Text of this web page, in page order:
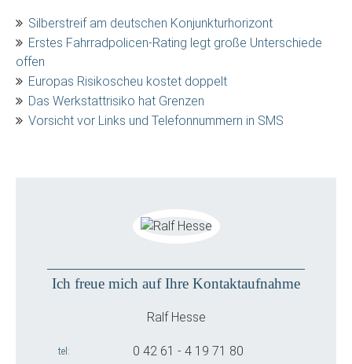
Silberstreif am deutschen Konjunkturhorizont
Erstes Fahrradpolicen-Rating legt große Unterschiede
offen
Europas Risikoscheu kostet doppelt
Das Werkstattrisiko hat Grenzen
Vorsicht vor Links und Telefonnummern in SMS
Ich freue mich auf Ihre Kontaktaufnahme
Ralf Hesse
tel 0 42 61 - 4 19 71 80